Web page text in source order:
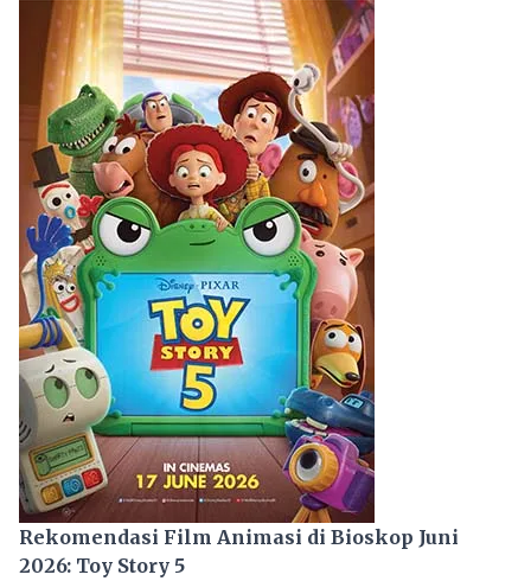
Rekomendasi Film Animasi di Bioskop Juni
2026: Toy Story 5